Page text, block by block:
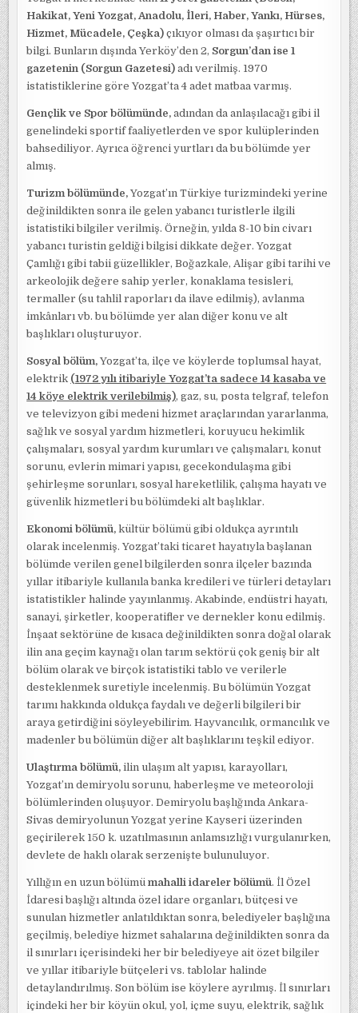
Hakikat, Yeni Yozgat, Anadolu, İleri, Haber, Yankı, Hürses,
Hizmet, Mücadele, Çeşka) çıkıyor olması da şaşırtıcı bir
bilgi. Bunların dışında Yerköy’den 2, Sorgun’dan ise 1
gazetenin (Sorgun Gazetesi) adı verilmiş. 1970
istatistiklerine göre Yozgat’ta 4 adet matbaa varmış.
Gençlik ve Spor bölümünde, adından da anlaşılacağı gibi il
genelindeki sportif faaliyetlerden ve spor kulüplerinden
bahsediliyor. Ayrıca öğrenci yurtları da bu bölümde yer
almış.
Turizm bölümünde, Yozgat’ın Türkiye turizmindeki yerine
değinildikten sonra ile gelen yabancı turistlerle ilgili
istatistiki bilgiler verilmiş. Örneğin, yılda 8-10 bin civarı
yabancı turistin geldiği bilgisi dikkate değer. Yozgat
Çamlığı gibi tabii güzellikler, Boğazkale, Alişar gibi tarihi ve
arkeolojik değere sahip yerler, konaklama tesisleri,
termaller (su tahlil raporları da ilave edilmiş), avlanma
imkânları vb. bu bölümde yer alan diğer konu ve alt
başlıkları oluşturuyor.
Sosyal bölüm, Yozgat’ta, ilçe ve köylerde toplumsal hayat,
elektrik (1972 yılı itibariyle Yozgat’ta sadece 14 kasaba ve
14 köye elektrik verilebilmiş), gaz, su, posta telgraf, telefon
ve televizyon gibi medeni hizmet araçlarından yararlanma,
sağlık ve sosyal yardım hizmetleri, koruyucu hekimlik
çalışmaları, sosyal yardım kurumları ve çalışmaları, konut
sorunu, evlerin mimari yapısı, gecekondulaşma gibi
şehirleşme sorunları, sosyal hareketlilik, çalışma hayatı ve
güvenlik hizmetleri bu bölümdeki alt başlıklar.
Ekonomi bölümü, kültür bölümü gibi oldukça ayrıntılı
olarak incelenmiş. Yozgat’taki ticaret hayatıyla başlanan
bölümde verilen genel bilgilerden sonra ilçeler bazında
yıllar itibariyle kullanıla banka kredileri ve türleri detayları
istatistikler halinde yayınlanmış. Akabinde, endüstri hayatı,
sanayi, şirketler, kooperatifler ve dernekler konu edilmiş.
İnşaat sektörüne de kısaca değinildikten sonra doğal olarak
ilin ana geçim kaynağı olan tarım sektörü çok geniş bir alt
bölüm olarak ve birçok istatistiki tablo ve verilerle
desteklenmek suretiyle incelenmiş. Bu bölümün Yozgat
tarımı hakkında oldukça faydalı ve değerli bilgileri bir
araya getirdiğini söyleyebilirim. Hayvancılık, ormancılık ve
madenler bu bölümün diğer alt başlıklarını teşkil ediyor.
Ulaştırma bölümü, ilin ulaşım alt yapısı, karayolları,
Yozgat’ın demiryolu sorunu, haberleşme ve meteoroloji
bölümlerinden oluşuyor. Demiryolu başlığında Ankara-
Sivas demiryolunun Yozgat yerine Kayseri üzerinden
geçirilerek 150 k. uzatılmasının anlamsızlığı vurgulanırken,
devlete de haklı olarak serzenişte bulunuluyor.
Yıllığın en uzun bölümümahalli idareler bölümü. İl Özel
İdaresi başlığı altında özel idare organları, bütçesi ve
sunulan hizmetler anlatıldıktan sonra, belediyeler başlığına
geçilmiş, belediye hizmet sahalarına değinildikten sonra da
il sınırları içerisindeki her bir belediyeye ait özet bilgiler
ve yıllar itibariyle bütçeleri vs. tablolar halinde
detaylandırılmış. Son bölüm ise köylere ayrılmış. İl sınırları
içindeki her bir köyün okul, yol, içme suyu, elektrik, sağlık